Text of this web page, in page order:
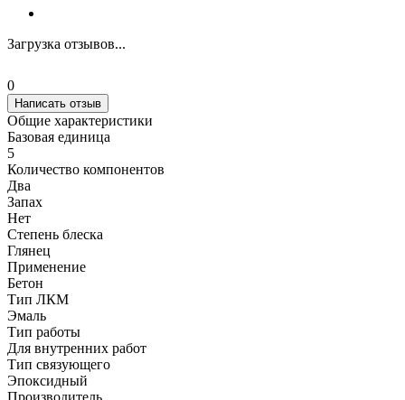
Загрузка отзывов...
0
Написать отзыв
Общие характеристики
Базовая единица
5
Количество компонентов
Два
Запах
Нет
Степень блеска
Глянец
Применение
Бетон
Тип ЛКМ
Эмаль
Тип работы
Для внутренних работ
Тип связующего
Эпоксидный
Производитель